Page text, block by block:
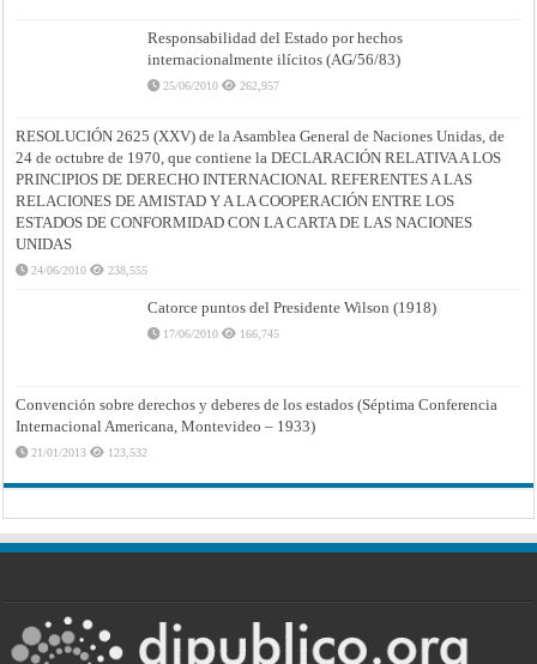
Responsabilidad del Estado por hechos
internacionalmente ilícitos (AG/56/83)
25/06/2010 262,957
RESOLUCIÓN 2625 (XXV) de la Asamblea General de Naciones Unidas, de
24 de octubre de 1970, que contiene la DECLARACIÓN RELATIVA A LOS
PRINCIPIOS DE DERECHO INTERNACIONAL REFERENTES A LAS
RELACIONES DE AMISTAD Y A LA COOPERACIÓN ENTRE LOS
ESTADOS DE CONFORMIDAD CON LA CARTA DE LAS NACIONES
UNIDAS
24/06/2010 238,555
Catorce puntos del Presidente Wilson (1918)
17/06/2010 166,745
Convención sobre derechos y deberes de los estados (Séptima Conferencia
Internacional Americana, Montevideo – 1933)
21/01/2013 123,532